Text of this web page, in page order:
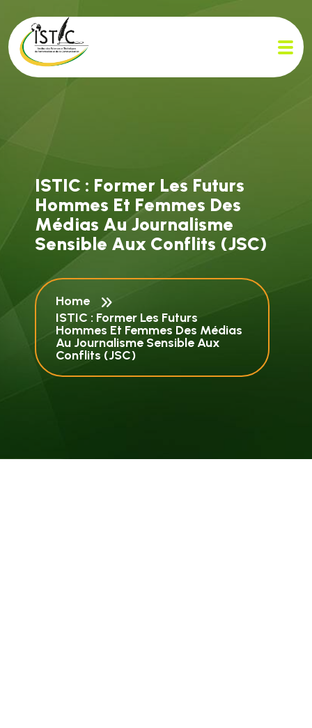
ISTIC : Former Les Futurs
Hommes Et Femmes Des
Médias Au Journalisme
Sensible Aux Conflits (JSC)
Home
ISTIC : Former Les Futurs
Hommes Et Femmes Des Médias
Au Journalisme Sensible Aux
Conflits (JSC)